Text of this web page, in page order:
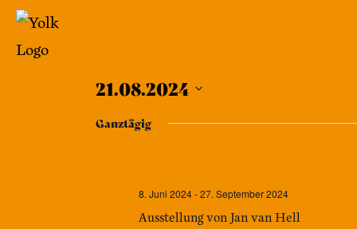
Zum
Inhalt
21.08.2024
wählen.
Ganztägig
8. Juni 2024-27. September 2024
Ausstellung von Jan van Hell